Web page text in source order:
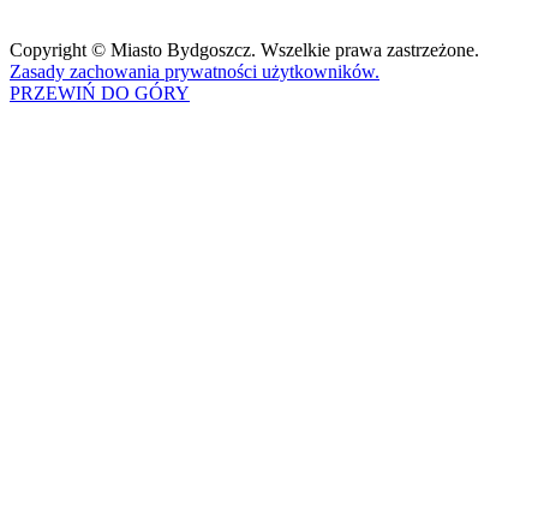
Copyright © Miasto Bydgoszcz. Wszelkie prawa zastrzeżone.
Zasady zachowania prywatności użytkowników.
PRZEWIŃ DO GÓRY